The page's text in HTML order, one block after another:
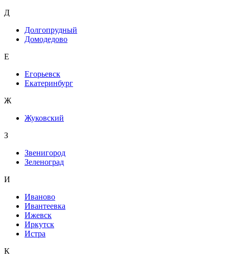
Д
Долгопрудный
Домодедово
Е
Егорьевск
Екатеринбург
Ж
Жуковский
З
Звенигород
Зеленоград
И
Иваново
Ивантеевка
Ижевск
Иркутск
Истра
К